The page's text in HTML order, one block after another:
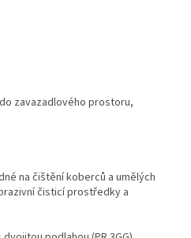
zavazadlového prostoru,
na čištění koberců a umělých
čisticí prostředky a